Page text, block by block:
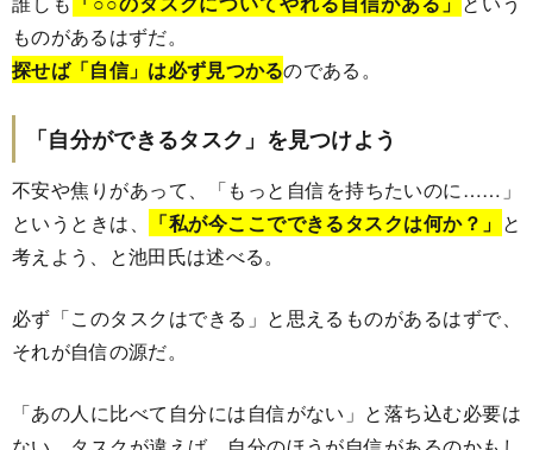
ものがあるはずだ。
探せば「自信」は必ず見つかるのである。
「自分ができるタスク」を見つけよう
不安や焦りがあって、「もっと自信を持ちたいのに……」
というときは、
「私が今ここでできるタスクは何か？」 と
考えよう、と池田氏は述べる。
必ず「このタスクはできる」と思えるものがあるはずで、
それが自信の源だ。
「あの人に比べて自分には自信がない」と落ち込む必要は